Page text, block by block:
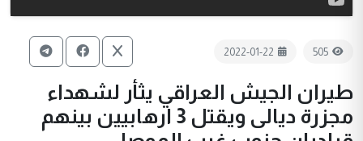
505
2022-01-22
طيران الجيش العراقي يثأر لشهداء
مجزرة ديالى ويقتل 3 ارهابيين بينهم